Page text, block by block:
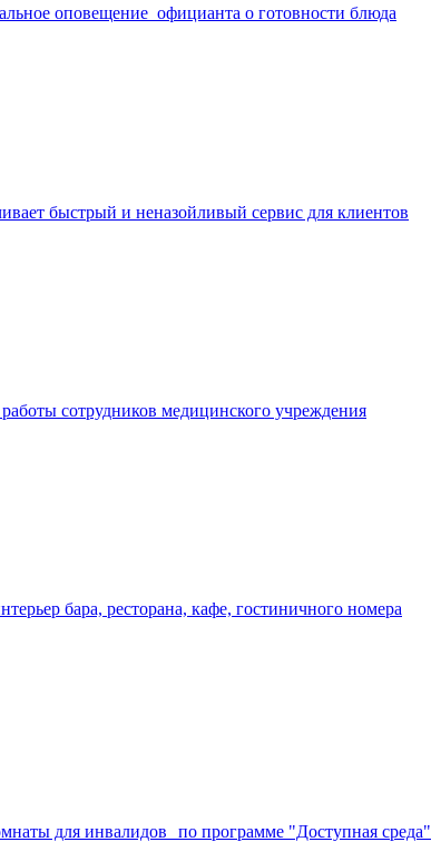
оповещение официанта о готовности блюда
быстрый и неназойливый сервис для клиентов
сотрудников медицинского учреждения
бара, ресторана, кафе, гостиничного номера
для инвалидов по программе "Доступная среда"